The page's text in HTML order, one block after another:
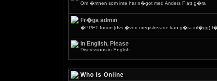
Om �mnen som inte har n�got med Anders F att g�ra
Fr�ga admin
�PPET forum (dvs �ven oregistrerade kan g�ra inl�gg)
In English, Please
Discussions in English
Who is Online